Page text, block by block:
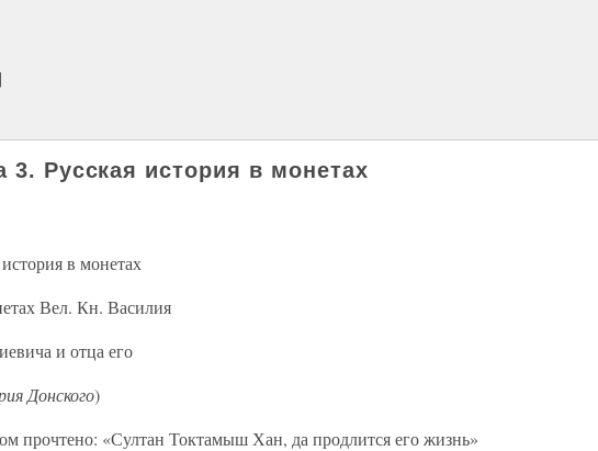
3. Русская история в монетах
в монетах
Вел. Кн. Василия
и отца его
Донского)
прочтено: «Султан Токтамыш Хан, да продлится его жизнь»